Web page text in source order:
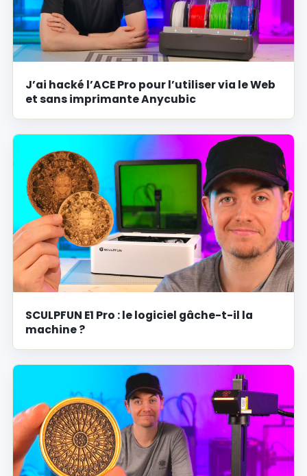
J’ai hacké l’ACE Pro pour l’utiliser via le Web
et sans imprimante Anycubic
SCULPFUN E1 Pro : le logiciel gâche-t-il la
machine ?